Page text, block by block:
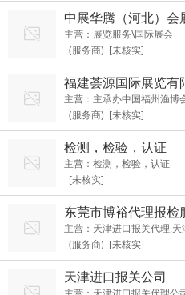
中展华腾（河北）会
主营：展览服务\国际展会
(服务商) [未核实]
福建荟源国际展览有
主营：主承办中国福州渔博
等。
(服务商) [未核实]
检测，检验，认证
主营：检测，检验，认证
[未核实]
东莞市博裕代理报检
主营：天津进口报关代理,
(服务商) [未核实]
天津进口报关公司